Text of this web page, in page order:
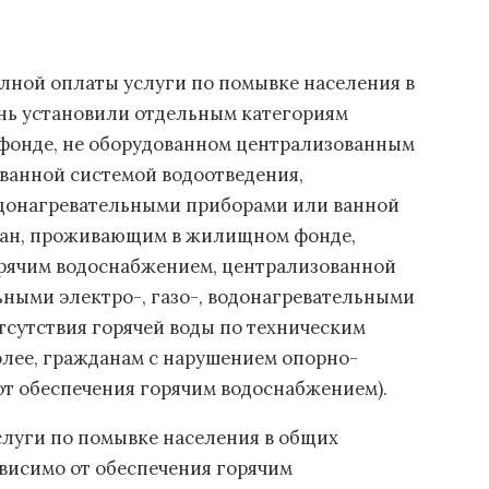
оплаты услуги по помывке населения в
установили отдельным категориям
не оборудованном централизованным
системой водоотведения,
приборами или ванной
проживающим в жилищном фонде,
водоснабжением, централизованной
электро-, газо-, водонагревательными
горячей воды по техническим
гражданам с нарушением опорно-
обеспечения горячим водоснабжением).
по помывке населения в общих
от обеспечения горячим